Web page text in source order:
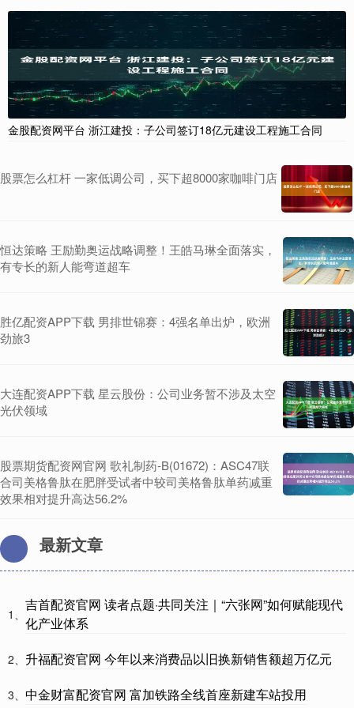
金股配资网平台 浙江建投：子公司签订18亿元建设工程施工合同
股票怎么杠杆 一家低调公司，买下超8000家咖啡门店
恒达策略 王励勤奥运战略调整！王皓马琳全面落实，
有专长的新人能弯道超车
胜亿配资APP下载 男排世锦赛：4强名单出炉，欧洲
劲旅3
大连配资APP下载 星云股份：公司业务暂不涉及太空
光伏领域
股票期货配资网官网 歌礼制药-B(01672)：ASC47联
合司美格鲁肽在肥胖受试者中较司美格鲁肽单药减重
效果相对提升高达56.2%
最新文章
1、
吉首配资官网 读者点题·共同关注｜“六张网”如何赋能现代
化产业体系
2、 升福配资官网 今年以来消费品以旧换新销售额超万亿元
3、 中金财富配资官网 富加铁路全线首座新建车站投用